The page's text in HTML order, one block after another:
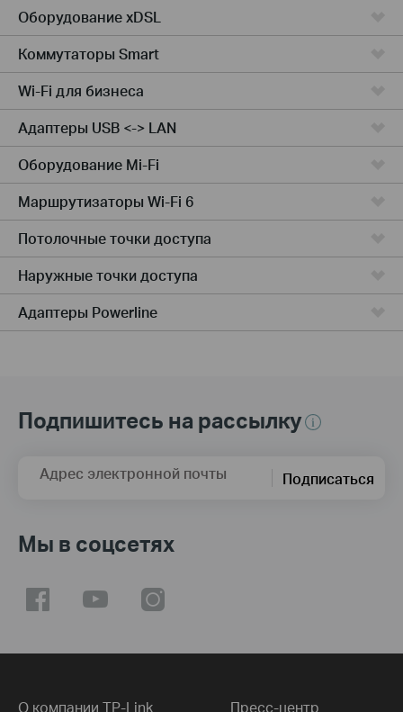
Оборудование xDSL
Коммутаторы Smart
Wi-Fi для бизнеса
Адаптеры USB <-> LAN
Оборудование Mi-Fi
Маршрутизаторы Wi-Fi 6
Потолочные точки доступа
Наружные точки доступа
Адаптеры Powerline
Подпишитесь на рассылку
Адрес электронной почты Подписаться
Мы в соцсетях
О компании TP-Link Пресс-центр